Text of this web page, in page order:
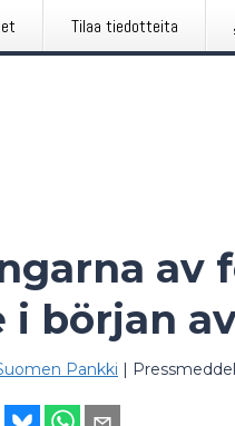
Tilaa tiedotteita
av
i början
Pankki |